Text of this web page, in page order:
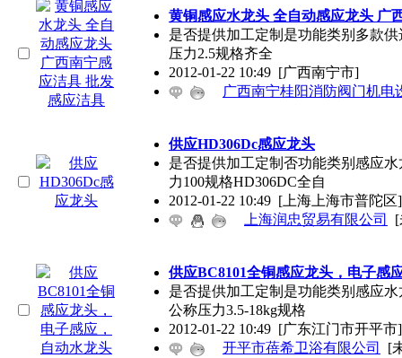
黄铜感应水龙头 全自动感应龙头 广
是否提供加工定制是功能类别多款
压力2.5规格齐全
2012-01-22 10:49 [广西南宁市]
广西南宁桂阳消防阀门机电
供应HD306Dc感应龙头
是否提供加工定制否功能类别感应
力100规格HD306DC全自
2012-01-22 10:49 [上海上海市普陀区]
上海润忠贸易有限公司
[
供应BC8101全铜感应龙头，电子感
是否提供加工定制是功能类别感应
公称压力3.5-18kg规格
2012-01-22 10:49 [广东江门市开平市]
开平市蓓希卫浴有限公司
[